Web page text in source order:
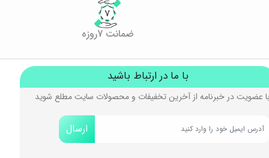
ضمانت 7روزه
با ما در ارتباط باشید
با عضویت در خبرنامه از آخرین تخفیفات و محصولات سایت مطلع شوید
ارسال